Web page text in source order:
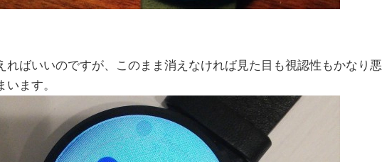
ればいいのですが、このまま消えなければ見た目も視認性もかなり悪
います。